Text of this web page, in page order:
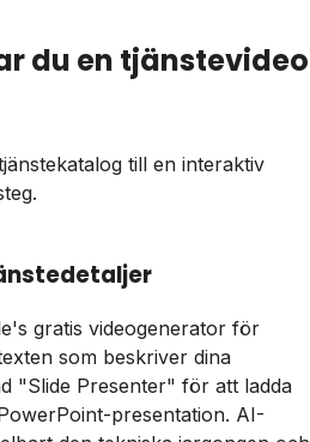
du en tjänstevideo
till en interaktiv
gratis videogenerator för
som beskriver dina
"Slide Presenter" för att ladda
presentation. AI-